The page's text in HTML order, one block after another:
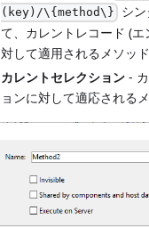
(key)/\{method\} シン
て、カレントレコード (エ
対して適用されるメソッ
カレントセレクション -
ョンに対して適応される